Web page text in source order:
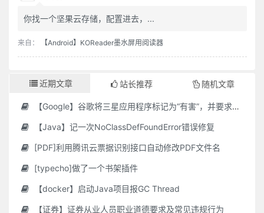
你找一个坚果云存储，配置进去，...
来自： 【Android】KOReader墨水屏用阅读器
近期文章 站长推荐 随机文章
【Google】谷歌将三星应用程序标记为“有害”，并要求用户删除它们
【Java】记一次NoClassDefFoundError错误修复
[PDF]利用腾讯云票据识别接口自动修改PDF文件名
[typecho]做了一个书架插件
【docker】启动Java项目报GC Thread
【证券】证券从业人员职业道德要求及常见违规行为